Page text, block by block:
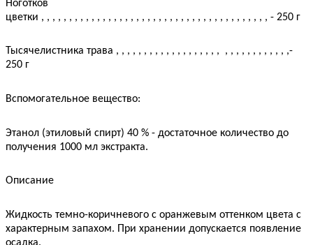
Ноготков
цветки , , , , , , , , , , , , , , , , , , , , , , , , , , , , , , , , , , , , , , , , , - 250 г
Тысячелистника трава , , , , , , , , , , , , , , , , , , , , , , , , , , , , , , ,-
250 г
Вспомогательное вещество:
Этанол (этиловый спирт) 40 % - достаточное количество до
получения 1000 мл экстракта.
Описание
Жидкость темно-коричневого с оранжевым оттенком цвета с
характерным запахом. При хранении допускается появление